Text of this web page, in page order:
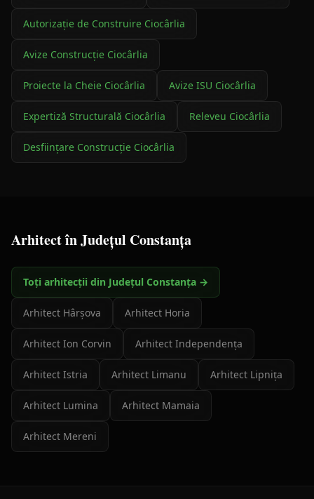
Autorizație de Construire Ciocârlia
Avize Construcție Ciocârlia
Proiecte la Cheie Ciocârlia Avize ISU Ciocârlia
Expertiză Structurală Ciocârlia Releveu Ciocârlia
Desființare Construcție Ciocârlia
Arhitectîn Județul Constanța
Toți arhitecții din Județul Constanța →
Arhitect Hârșova Arhitect Horia
Arhitect Ion Corvin Arhitect Independența
Arhitect Istria Arhitect Limanu Arhitect Lipnița
Arhitect Lumina Arhitect Mamaia
Arhitect Mereni